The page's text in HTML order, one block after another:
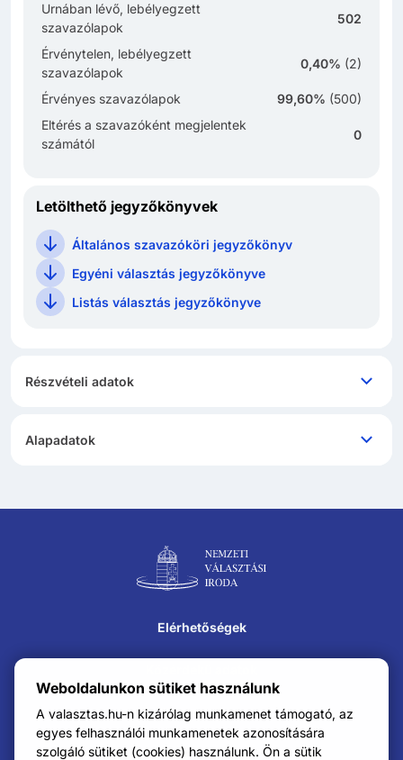
Weboldalunkon sütiket használunk
A valasztas.hu-n kizárólag munkamenet támogató, az
egyes felhasználói munkamenetek azonosítására
szolgáló sütiket (cookies) használunk. Ön a sütik
Urnában lévő, lebélyegzett
szavazólapok
502
Érvénytelen, lebélyegzett
szavazólapok
0,40% (2)
Érvényes szavazólapok 99,60% (500)
Eltérés a szavazóként megjelentek
számától
0
Letölthető jegyzőkönyvek
Általános szavazóköri jegyzőkönyv
Egyéni választás jegyzőkönyve
Listás választás jegyzőkönyve
Részvételi adatok
Alapadatok
Lábléc navigáció
Elérhetőségek
Impresszum
Karrier